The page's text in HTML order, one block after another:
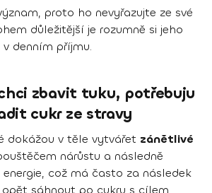
proto ho nevyřazujte ze své
důležitější je rozumně si jeho
denním příjmu.
zbavit tuku, potřebuju
cukr ze stravy
dokážou v těle vytvářet zánětlivé
nárůstu a následně
což má často za následek
sáhnout po cukru s cílem